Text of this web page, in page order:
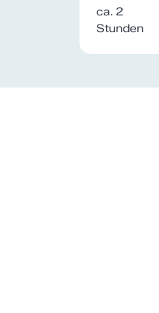
ca. 2
Stunden